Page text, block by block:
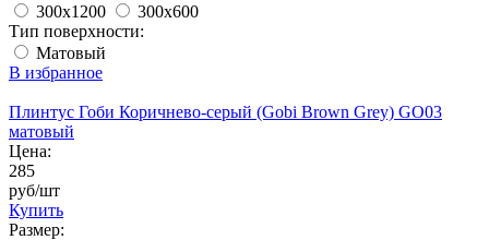
300x1200
300x600
Тип поверхности:
Матовый
В избранное
Плинтус Гоби Коричнево-серый (Gobi Brown Grey) GO03
матовый
Цена:
285
руб/шт
Купить
Размер: